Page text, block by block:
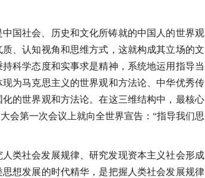
国社会、历史和文化所铸就的中国人的世界观
、认知视角和思维方式，这就构成其立场的文
科学态度和实事求是精神，系统地运用指导当
为马克思主义的世界观和方法论、中华优秀传
的世界观和方法论。在这三维结构中，最核心
会第一次会议上就向全世界宣告：“指导我们思
类社会发展规律、研究发现资本主义社会形成
想发展的时代精华，是把握人类社会发展规律